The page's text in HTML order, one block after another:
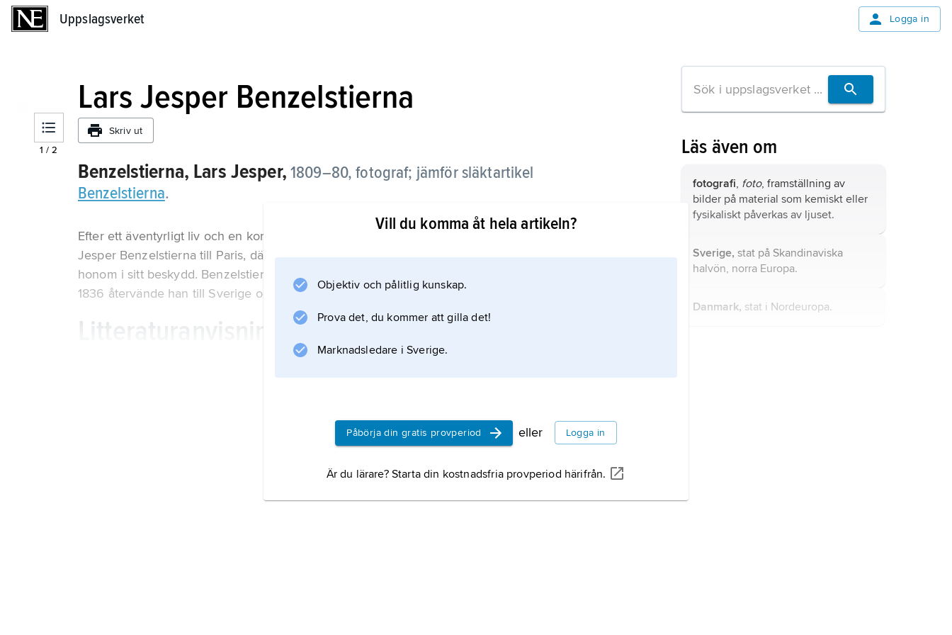
Uppslagsverket Logga in
1 /2
Lars Jesper Benzelstierna
Skriv ut
Benzelstierna, Lars Jesper, 1809–80, fotograf; jämför släktartikel
Benzelstierna.
Efter ett äventyrligt liv och en kort militär bana i franska främlingslegionen (1831–35) kom Lars
Jesper Benzelstierna till Paris, där den svenska ambassadören, Carl Gustaf Löwenhielm, tog
honom i sitt beskydd. Benzelstierna var konstintresserad och utbildade sig till grafiker. År
1836 återvände han till Sverige och arbetade med litografi vid
Litteraturanvisning
Vill du komma åt hela artikeln?
Objektiv och pålitlig kunskap.
Prova det, du kommer att gilla det!
Marknadsledare i Sverige.
Påbörja din gratis provperiod eller Logga in
Är du lärare? Starta din kostnadsfria provperiod härifrån.
Läs även om
fotografi, foto, framställning av
bilder på material som kemiskt eller
fysikaliskt påverkas av ljuset.
Sverige, stat på Skandinaviska
halvön, norra Europa.
Danmark, stat i Nordeuropa.